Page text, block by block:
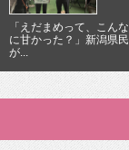
「えだまめって、こんな
に甘かった？」新潟県民
が...